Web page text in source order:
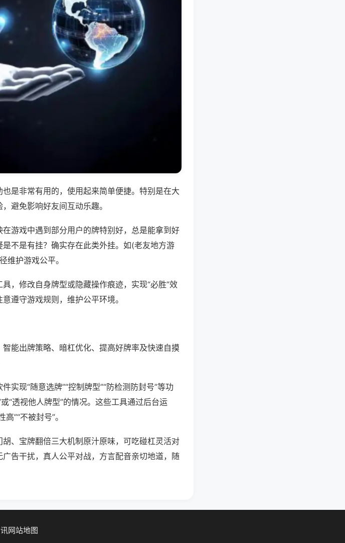
是非常有用的，使用起来简单便捷。特别是在大
避免影响好友间互动乐趣。
游戏中遇到部分用户的牌特别好，总是能拿到好
不是有挂？确实存在此类外挂。如(老友地方游
维护游戏公平。
，修改自身牌型或隐藏操作痕迹，实现“必胜”效
遵守游戏规则，维护公平环境。
能出牌策略、暗杠优化、提高好牌率及快速自摸
实现“随意选牌”“控制牌型”“防检测防封号”等功
“透视他人牌型”的情况。这些工具通过后台运
”“不被封号”。
、宝牌翻倍三大机制原汁原味，可吃碰杠灵活对
告干扰，真人公平对战，方言配音亲切地道，随
网站地图